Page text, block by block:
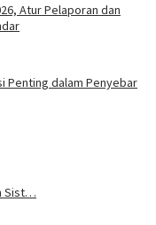
Atur Pelaporan dan
Penting dalam Penyebar
Sist…